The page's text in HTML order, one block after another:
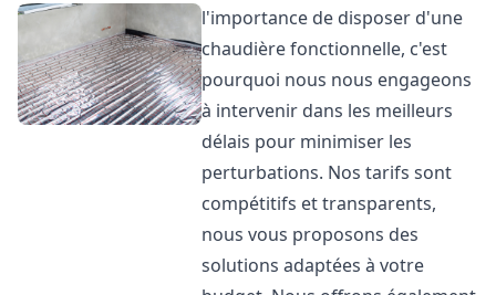
l'importance de disposer d'une
chaudière fonctionnelle, c'est
pourquoi nous nous engageons
à intervenir dans les meilleurs
délais pour minimiser les
perturbations. Nos tarifs sont
compétitifs et transparents,
nous vous proposons des
solutions adaptées à votre